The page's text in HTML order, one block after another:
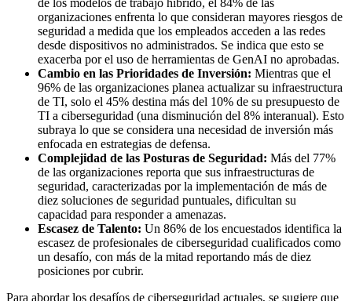
organizaciones enfrenta lo que consideran mayores riesgos de
seguridad a medida que los empleados acceden a las redes
desde dispositivos no administrados. Se indica que esto se
exacerba por el uso de herramientas de GenAI no aprobadas.
Cambio en las Prioridades de Inversión: Mientras que el
96% de las organizaciones planea actualizar su infraestructura
de TI, solo el 45% destina más del 10% de su presupuesto de
TI a ciberseguridad (una disminución del 8% interanual). Esto
subraya lo que se considera una necesidad de inversión más
enfocada en estrategias de defensa.
Complejidad de las Posturas de Seguridad: Más del 77%
de las organizaciones reporta que sus infraestructuras de
seguridad, caracterizadas por la implementación de más de
diez soluciones de seguridad puntuales, dificultan su
capacidad para responder a amenazas.
Escasez de Talento: Un 86% de los encuestados identifica la
escasez de profesionales de ciberseguridad cualificados como
un desafío, con más de la mitad reportando más de diez
posiciones por cubrir.
Para abordar los desafíos de ciberseguridad actuales, se sugiere que